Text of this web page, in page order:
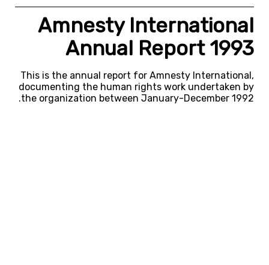
Amnesty International
Annual Report 1993
This is the annual report for Amnesty International,
documenting the human rights work undertaken by
the organization between January-December 1992.